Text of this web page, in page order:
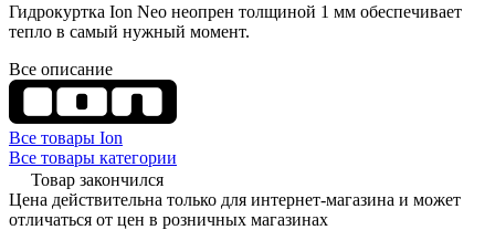
Гидрокуртка Ion Neo неопрен толщиной 1 мм обеспечивает
тепло в самый нужный момент.
Все описание
Все товары Ion
Все товары категории
Товар закончился
Цена действительна только для интернет-магазина и может
отличаться от цен в розничных магазинах